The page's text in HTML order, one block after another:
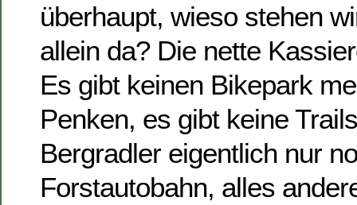
überhaupt, wieso stehen
allein da? Die nette
Es gibt keinen Bikepark
Penken, es gibt keine
Bergradler eigentlich nur
Forstautobahn, alles